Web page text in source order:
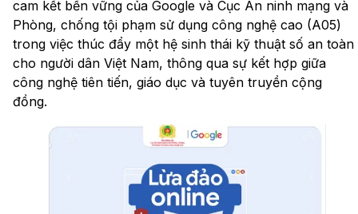
cam kết bền vững của Google và Cục An ninh mạng và
Phòng, chống tội phạm sử dụng công nghệ cao (A05)
trong việc thúc đẩy một hệ sinh thái kỹ thuật số an toàn
cho người dân Việt Nam, thông qua sự kết hợp giữa
công nghệ tiên tiến, giáo dục và tuyên truyền cộng
đồng.